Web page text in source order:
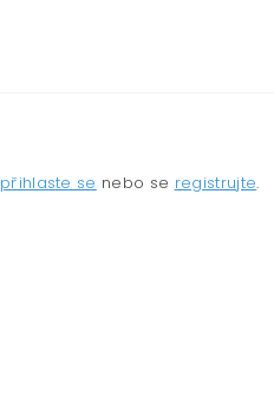
přihlaste se nebo se registrujte.